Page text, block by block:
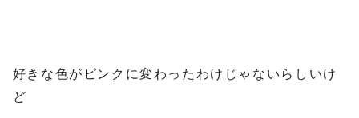
好きな色がピンクに変わったわけじゃないらしいけ
ど